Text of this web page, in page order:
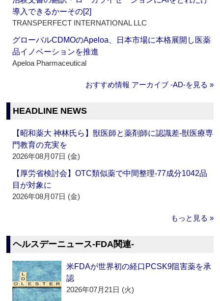
導入できるかーその[2]
TRANSPERFECT INTERNATIONAL LLC
グローバルCDMOのApeloa、日本市場に本格展開し医薬
品イノベーションを推進
Apeloa Pharmaceutical
おすすめ情報 アーカイブ ‐AD‐を見る »
HEADLINE NEWS
【昭和薬大 神林氏ら】獣医師と薬剤師に認識差‐獣医療専
門教育の充実を
2026年08月07日 (金)
【厚労省検討会】OTC類似薬で中間整理‐77成分1042品
目が対象に
2026年08月07日 (金)
もっと見る »
ヘルスデーニュース‐FDA関連‐
米FDAが世界初の経口PCSK9阻害薬を承
認
2026年07月21日 (火)